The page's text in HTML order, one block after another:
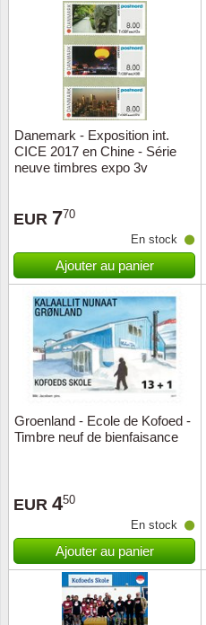
Danemark - Exposition int.
CICE 2017 en Chine - Série
neuve timbres expo 3v
EUR 770
En stock
Ajouter au panier
Groenland - Ecole de Kofoed -
Timbre neuf de bienfaisance
EUR 450
En stock
Ajouter au panier